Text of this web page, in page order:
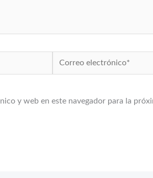
Correo
electrónico*
y web en este navegador para la